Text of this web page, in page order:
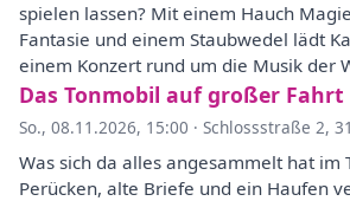
spielen lassen? Mit einem Hauch
Fantasie und einem Staubwedel lädt
einem Konzert rund um die Musik der
Das Tonmobil auf großer Fahrt
So., 08.11.2026, 15:00 · Schlossstraße 2,
Was sich da alles angesammelt hat im
Perücken, alte Briefe und ein Haufen